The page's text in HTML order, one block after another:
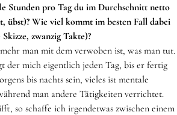
Stunden pro Tag du im Durchschnitt netto
übst)? Wie viel kommt im besten Fall dabei
zwanzig Takte)?
man mit dem verwoben ist, was man tut.
der mich eigentlich jeden Tag, bis er fertig
bis nachts sein, vieles ist mentale
man andere Tätigkeiten verrichtet.
so schaffe ich irgendetwas zwischen einem